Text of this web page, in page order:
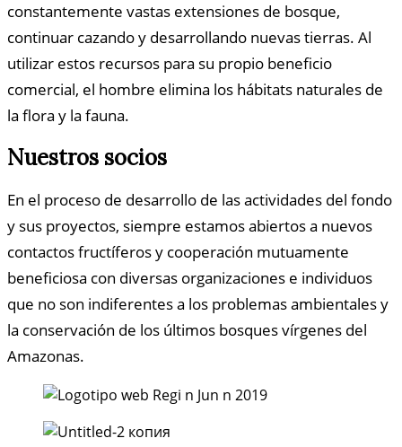
constantemente vastas extensiones de bosque,
continuar cazando y desarrollando nuevas tierras. Al
utilizar estos recursos para su propio beneficio
comercial, el hombre elimina los hábitats naturales de
la flora y la fauna.
Nuestros socios
En el proceso de desarrollo de las actividades del fondo
y sus proyectos, siempre estamos abiertos a nuevos
contactos fructíferos y cooperación mutuamente
beneficiosa con diversas organizaciones e individuos
que no son indiferentes a los problemas ambientales y
la conservación de los últimos bosques vírgenes del
Amazonas.